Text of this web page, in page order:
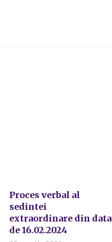
Proces verbal al
sedintei
extraordinare din data
de 16.02.2024